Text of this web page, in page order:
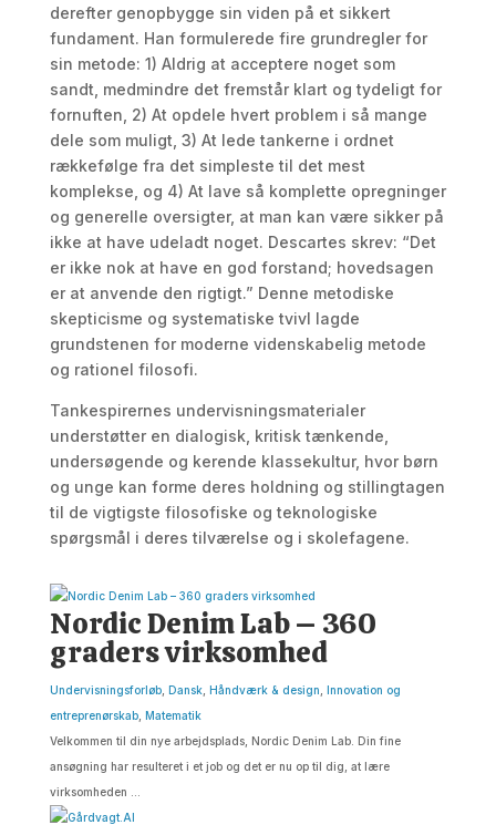
derefter genopbygge sin viden på et sikkert
fundament. Han formulerede fire grundregler for
sin metode: 1) Aldrig at acceptere noget som
sandt, medmindre det fremstår klart og tydeligt for
fornuften, 2) At opdele hvert problem i så mange
dele som muligt, 3) At lede tankerne i ordnet
rækkefølge fra det simpleste til det mest
komplekse, og 4) At lave så komplette opregninger
og generelle oversigter, at man kan være sikker på
ikke at have udeladt noget. Descartes skrev: “Det
er ikke nok at have en god forstand; hovedsagen
er at anvende den rigtigt.” Denne metodiske
skepticisme og systematiske tvivl lagde
grundstenen for moderne videnskabelig metode
og rationel filosofi.
Tankespirernes undervisningsmaterialer
understøtter en dialogisk, kritisk tænkende,
undersøgende og kerende klassekultur, hvor børn
og unge kan forme deres holdning og stillingtagen
til de vigtigste filosofiske og teknologiske
spørgsmål i deres tilværelse og i skolefagene.
Nordic Denim Lab – 360
graders virksomhed
Undervisningsforløb, Dansk, Håndværk & design Innovation og
entreprenørskab, Matematik
Velkommen til din nye arbejdsplads, Nordic Denim Lab. Din fine
ansøgning har resulteret i et job og det er nu op til dig, at lære
virksomheden ...